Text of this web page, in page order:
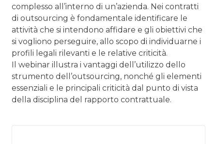
complesso all’interno di un’azienda. Nei contratti
di outsourcing è fondamentale identificare le
attività che si intendono affidare e gli obiettivi che
si vogliono perseguire, allo scopo di individuarne i
profili legali rilevanti e le relative criticità.
Il webinar illustra i vantaggi dell’utilizzo dello
strumento dell’outsourcing, nonché gli elementi
essenziali e le principali criticità dal punto di vista
della disciplina del rapporto contrattuale.